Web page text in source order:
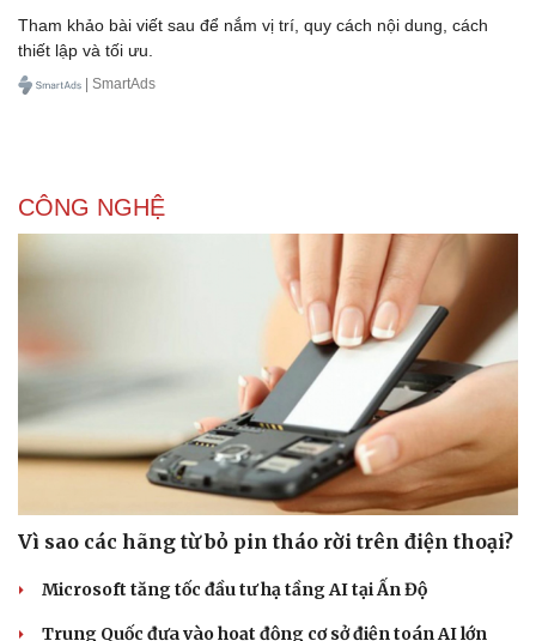
Tham khảo bài viết sau để nắm vị trí, quy cách nội dung, cách
thiết lập và tối ưu.
| SmartAds
CÔNG NGHỆ
Vì sao các hãng từ bỏ pin tháo rời trên điện thoại?
Microsoft tăng tốc đầu tư hạ tầng AI tại Ấn Độ
Trung Quốc đưa vào hoạt động cơ sở điện toán AI lớn